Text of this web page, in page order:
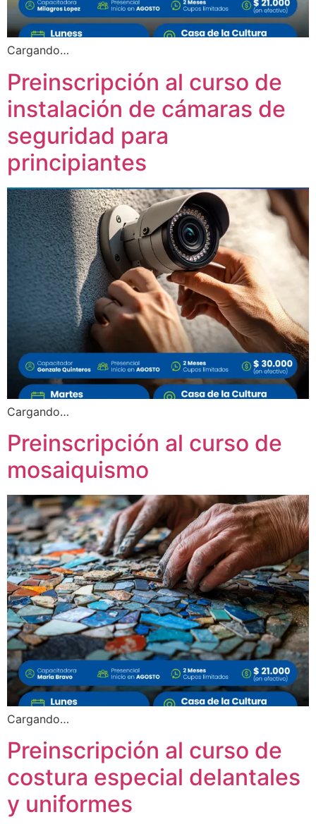
Cargando…
Preinscripción al curso de
instalación de cámaras de
seguridad para
principiantes
Cargando…
Preinscripción al curso de
mosaiquismo
Cargando…
Preinscripción al curso de
costura especial delantales
y uniformes